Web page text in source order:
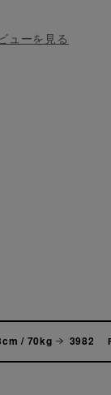
ューを見る
/ 70kg 3982